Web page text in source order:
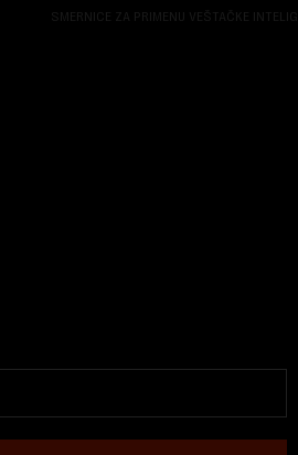
SMERNICE ZA PRIMENU VEŠTAČKE